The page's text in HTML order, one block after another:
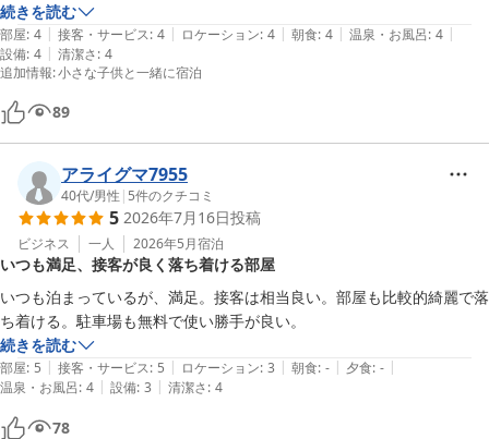
続きを読む
部屋: 4 | 接客・サービス: 4 | ロケーション: 4 | 朝食: 4 | 温泉・お風呂: 4 |
設備: 4 | 清潔さ: 4
追加情報:小さな子供と一緒に宿泊
89
アライグマ7955
40代/男性 | 5件のクチコミ
5 2026年7月16日投稿
ビジネス 一人 2026年5月宿泊
いつも満足、接客が良く落ち着ける部屋
いつも泊まっているが、満足。接客は相当良い。部屋も比較的綺麗で落
ち着ける。駐車場も無料で使い勝手が良い。
続きを読む
部屋: 5 | 接客・サービス: 5 | ロケーション: 3 | 朝食: - | 夕食: - |
温泉・お風呂: 4 | 設備: 3 | 清潔さ: 4
78